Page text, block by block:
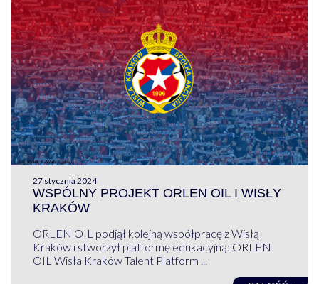
27 stycznia 2024
WSPÓLNY PROJEKT ORLEN OIL I WISŁY
KRAKÓW
ORLEN OIL podjął kolejną współpracę z Wisłą
Kraków i stworzył platformę edukacyjną: ORLEN
OIL Wisła Kraków Talent Platform ...